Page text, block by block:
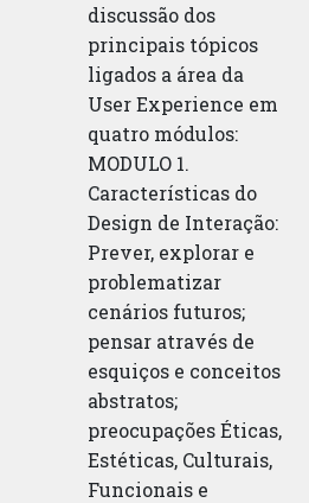
discussão dos
principais tópicos
ligados a área da
User Experience em
quatro módulos:
MODULO 1.
Características do
Design de Interação:
Prever, explorar e
problematizar
cenários futuros;
pensar através de
esquiços e conceitos
abstratos;
preocupações Éticas,
Estéticas, Culturais,
Funcionais e